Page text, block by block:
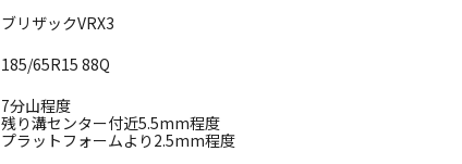
ブリザックVRX3
185/65R15 88Q
7分山程度
残り溝センター付近5.5mm程度
プラットフォームより2.5mm程度